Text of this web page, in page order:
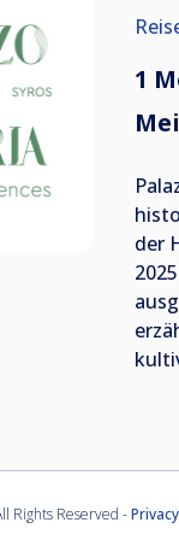
1
der
Rights Reserved -